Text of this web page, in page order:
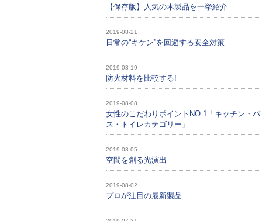
【保存版】人気の木製品を一挙紹介
2019-08-21
日常の“キケン”を回避する安全対策
2019-08-19
防火材料を比較する!
2019-08-08
女性のこだわりポイントNO.1「キッチン・バ
ス・トイレカテゴリー」
2019-08-05
空間を創る光演出
2019-08-02
プロが注目の最新製品